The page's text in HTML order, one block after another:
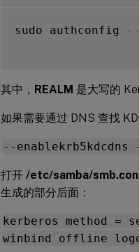
sudo authconfig --
其中， REALM 是大写的
如果需要通过 DNS 查找
--enablekrb5kdcdns
打开 /etc/samba/
生成的部分后面：
kerberos method =
winbind offline